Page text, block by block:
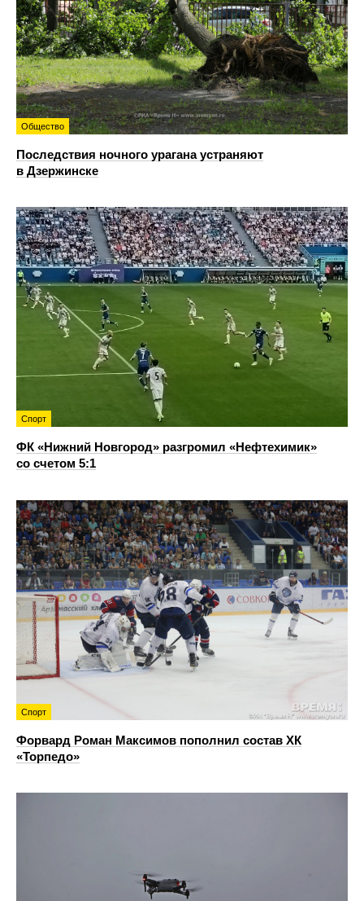
Общество
Последствия ночного урагана устраняют
в Дзержинске
Спорт
ФК «Нижний Новгород» разгромил «Нефтехимик»
со счетом 5:1
Спорт
Форвард Роман Максимов пополнил состав ХК
«Торпедо»